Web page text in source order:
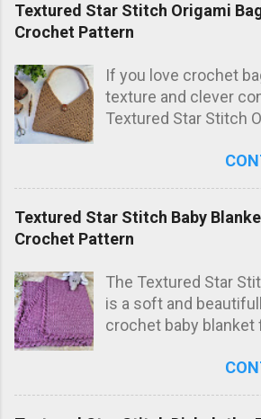
crochet pattern
Textured Star Stitch Origami
Crochet Pattern
If you love crochet
texture and clever
Textured Star Stitch
free crochet bag
worked from just
folded origami style
the final bag shape.
elegant diagonal
textured fabric.
Textured Star Stitch Baby
Crochet Pattern
The Textured Star
is a soft and
crochet baby blanket
one lovely marled
blanket has a sweet,